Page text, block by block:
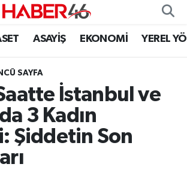
ASAYİŞ EKONOMİ YEREL
SAYFA
İstanbul ve
3 Kadın
Şiddetin Son
Namaz Vakitleri
Durumu ve Fikstür